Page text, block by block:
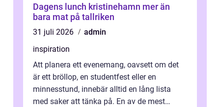
Dagens lunch kristinehamn mer än
bara mat på tallriken
31 juli 2026
admin
inspiration
Att planera ett evenemang, oavsett om det
är ett bröllop, en studentfest eller en
minnesstund, innebär alltid en lång lista
med saker att tänka på. En av de mest